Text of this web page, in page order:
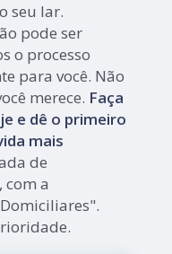
seu lar.
pode ser
o processo
para você. Não
merece. Faça
e dê o primeiro
mais
de
com a